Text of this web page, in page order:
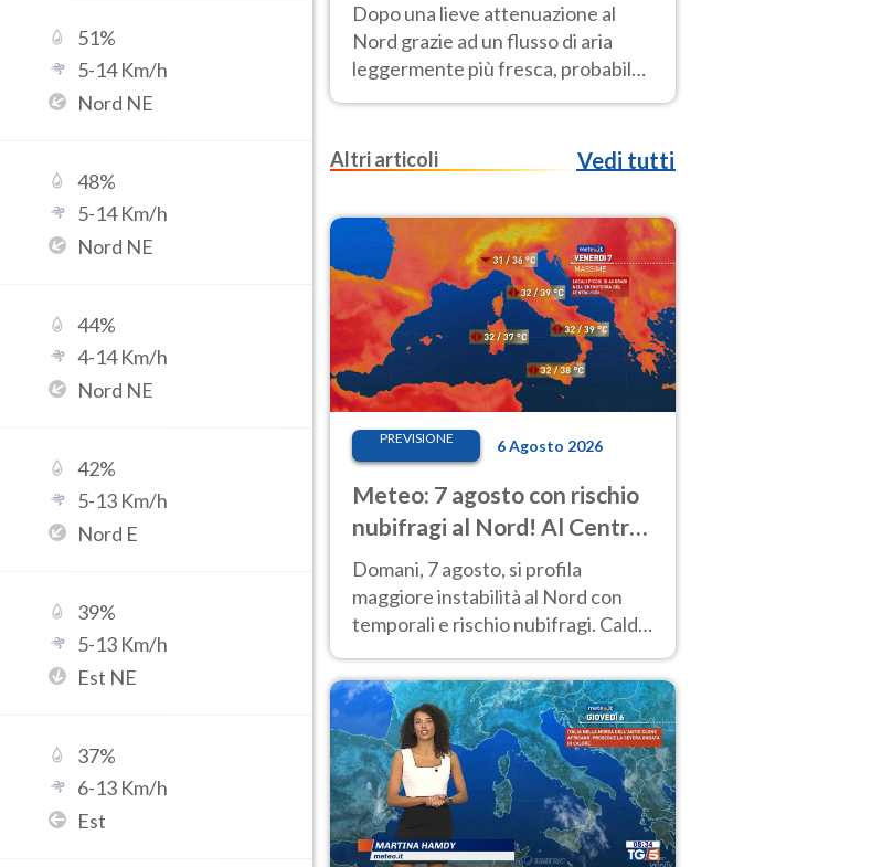
51%
5-14Km/h
Nord NE
48%
5-14Km/h
Nord NE
44%
4-14Km/h
Nord NE
42%
5-13 Km/h
Nord E
39%
5-13 Km/h
Est NE
37%
6-13 Km/h
Est
Dopo una lieve attenuazione al
Nord grazie ad un flusso di aria
leggermente più fresca, probabile
nuovo rinforzo dell’anticiclone
Altri articoli
Vedi tutti
PREVISIONE 6 Agosto 2026
Meteo: 7 agosto con rischio
nubifragi al Nord! Al Centro-
Sud caldo estremo
Domani, 7 agosto, si profila
maggiore instabilità al Nord con
temporali e rischio nubifragi. Caldo
previsioni.